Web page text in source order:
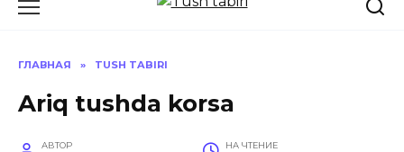
ГЛАВНАЯ » TUSH TABIRI
Ariq tushda korsa
АВТОР НА ЧТЕНИЕ